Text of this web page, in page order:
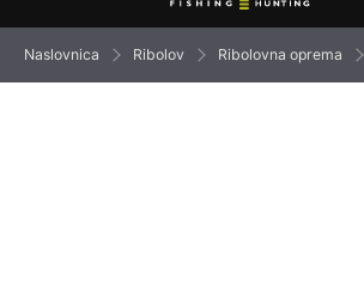
Naslovnica Ribolov Ribolovna oprema